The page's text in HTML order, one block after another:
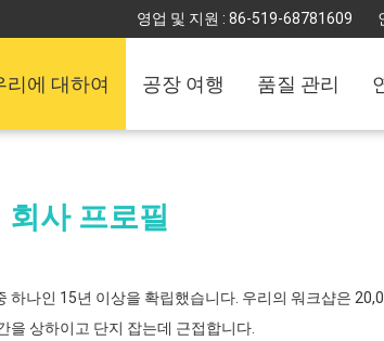
영업 및 지원 : 86-519-68781609
리에 대하여 공장 여행 품질 관리
회사 프로필
하나인 15년 이상을 확립했습니다. 우리의 워크샵은
을 상하이고 단지 잡는데 근접합니다.